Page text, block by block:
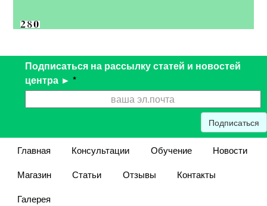
Подписаться на рассылку статей и новостей
центра ► *
Подписаться
Главная Консультации Обучение
Новости
Магазин
Статьи Отзывы
Контакты
Галерея